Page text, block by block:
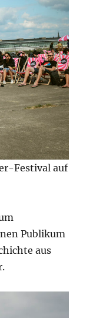
Festival auf
Publikum
aus